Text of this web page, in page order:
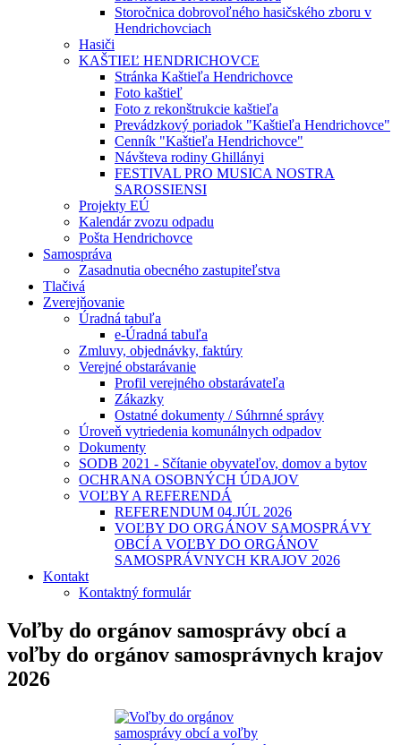
Storočnica dobrovoľného hasičského zboru v
Hendrichovciach
Hasiči
KAŠTIEĽ HENDRICHOVCE
Stránka Kaštieľa Hendrichovce
Foto kaštieľ
Foto z rekonštrukcie kaštieľa
Prevádzkový poriadok "Kaštieľa Hendrichovce"
Cenník "Kaštieľa Hendrichovce"
Návšteva rodiny Ghillányi
FESTIVAL PRO MUSICA NOSTRA
SAROSSIENSI
Projekty EÚ
Kalendár zvozu odpadu
Pošta Hendrichovce
Samospráva
Zasadnutia obecného zastupiteľstva
Tlačivá
Zverejňovanie
Úradná tabuľa
e-Úradná tabuľa
Zmluvy, objednávky, faktúry
Verejné obstarávanie
Profil verejného obstarávateľa
Zákazky
Ostatné dokumenty / Súhrnné správy
Úroveň vytriedenia komunálnych odpadov
Dokumenty
SODB 2021 - Sčítanie obyvateľov, domov a bytov
OCHRANA OSOBNÝCH ÚDAJOV
VOĽBY A REFERENDÁ
REFERENDUM 04.JÚL 2026
VOĽBY DO ORGÁNOV SAMOSPRÁVY
OBCÍ A VOĽBY DO ORGÁNOV
SAMOSPRÁVNYCH KRAJOV 2026
Kontakt
Kontaktný formulár
Voľby do orgánov samosprávy obcí a
voľby do orgánov samosprávnych krajov
2026